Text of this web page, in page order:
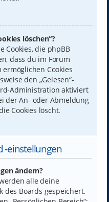
löschen“?
Cookies, die phpBB
dass du im Forum
Cookies
den „Gelesen“-
Administration aktiviert
der An- oder Abmeldung
Cookies löscht.
-einstellungen
ändern?
alle deine
des Boards gespeichert.